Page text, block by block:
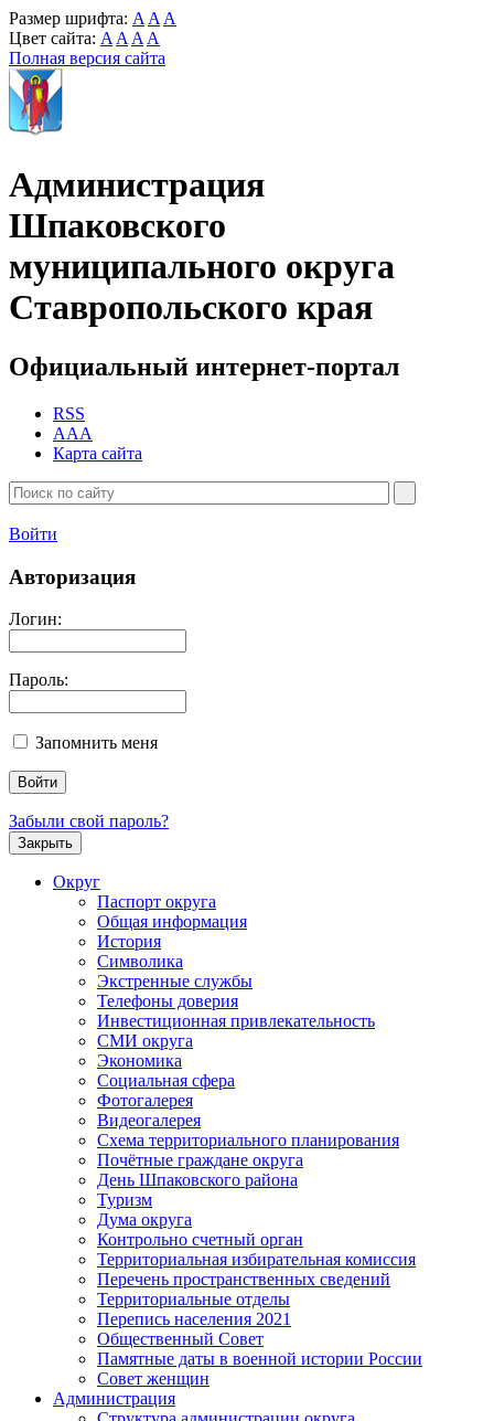
Размер шрифта: A A A
Цвет сайта: A A A A
Полная версия сайта
Администрация
Шпаковского
муниципального округа
Ставропольского края
Официальный интернет-портал
RSS
AAA
Карта сайта
Войти
Авторизация
Логин:
Пароль:
Запомнить меня
Забыли свой пароль?
Закрыть
Округ
Паспорт округа
Общая информация
История
Символика
Экстренные службы
Телефоны доверия
Инвестиционная привлекательность
СМИ округа
Экономика
Социальная сфера
Фотогалерея
Видеогалерея
Схема территориального планирования
Почётные граждане округа
День Шпаковского района
Туризм
Дума округа
Контрольно счетный орган
Территориальная избирательная комиссия
Перечень пространственных сведений
Территориальные отделы
Перепись населения 2021
Общественный Совет
Памятные даты в военной истории России
Совет женщин
Администрация